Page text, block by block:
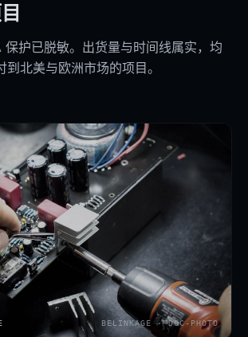
保护已脱敏。出货量与时间线属实，均
北美与欧洲市场的项目。
BELINKAGE · DOC-PHOTO